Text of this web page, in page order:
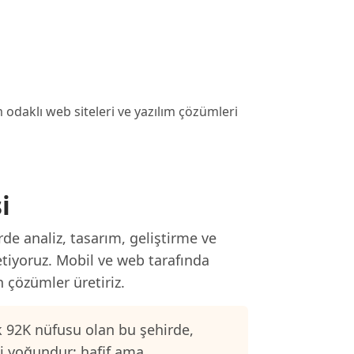
web siteleri ve yazılım çözümleri
analiz, tasarım, geliştirme ve
Mobil ve web tarafında
çözümler üretiriz.
92K nüfusu olan bu şehirde,